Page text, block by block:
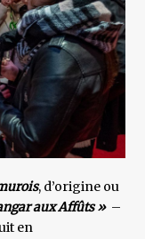
, d’origine ou
aux Affûts »–
en